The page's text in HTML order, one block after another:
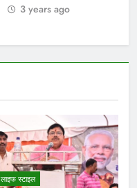
लाइफ स्टाइल
3 years ago